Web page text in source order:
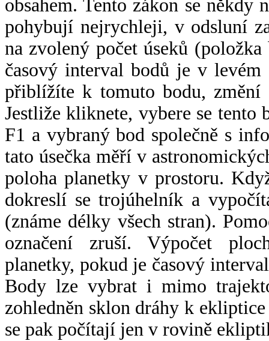
obsahem. Tento zákon se někdy
pohybují nejrychleji, v odsluní
na zvolený počet úseků
časový interval bodů je v
přiblížíte k tomuto bodu,
Jestliže kliknete, vybere se tento
F1 a vybraný bod společně s
tato úsečka měří v
poloha planetky v prostoru.
dokreslí se trojúhelník a
(známe délky všech stran).
označení zruší. Výpočet
planetky, pokud je časový
Body lze vybrat i mimo
zohledněn sklon dráhy k
se pak počítají jen v rovině